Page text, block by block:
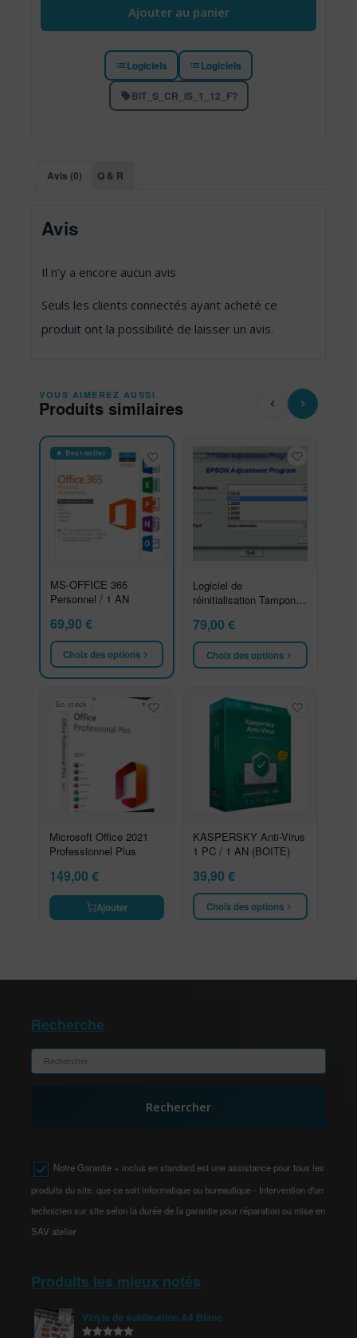
Ajouter au panier
Logiciels Logiciels
BIT_S_CR_IS_1_12_F?
Avis (0) Q & R
Avis
Il n’y a encore aucun avis
Seuls les clients connectés ayant acheté ce
produit ont la possibilité de laisser un avis.
VOUS AIMEREZ AUSSI
Produits similaires
★ Best-seller
MS-OFFICE 365
Personnel / 1 AN
69,90 €
Choix des options
Logiciel de
réinitialisation Tampon
79,00 €
Choix des options
En stock
Microsoft Office 2021
Professionnel Plus
149,00 €
Ajouter
KASPERSKY Anti-Virus
1 PC / 1 AN (BOITE)
39,90 €
Choix des options
Recherche
Rechercher
Notre Garantie + inclus en standard est une assistance pour tous les
produits du site, que ce soit informatique ou bureautique - Intervention d'un
technicien sur site selon la durée de la garantie pour réparation ou mise en
SAV atelier
Produits les mieux notés
Vinyle de sublimation A4 Blanc